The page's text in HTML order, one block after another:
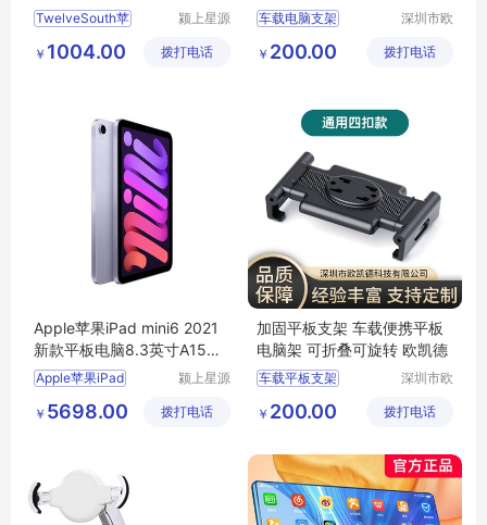
播懒人支撑架
TwelveSouth苹
颍上星源
有限公司
￥ 1004.00 拨打电话
凯德
车载电脑支架
三防平板支架
深圳市欧
有限公司
￥ 200.00 拨打电话
Apple苹果iPad mini6 2021
新款平板电脑8.3英寸A15芯
片全面屏
Apple苹果iPad
颍上星源
有限公司
￥ 5698.00 拨打电话
加固平板支架 车载便携平板
电脑架 可折叠可旋转 欧凯德
车载平板支架
平板电脑支架
车载电脑支架
深圳市欧
有限公司
￥ 200.00 拨打电话